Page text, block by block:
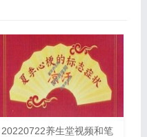
20220722养生堂视频和笔